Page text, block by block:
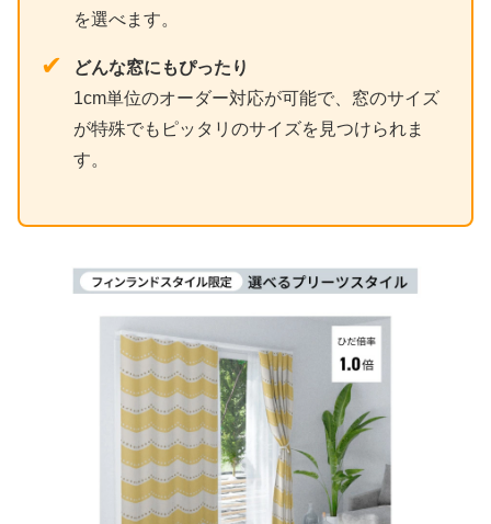
を選べます。
✔
どんな窓にもぴったり
1cm単位のオーダー対応が可能で、窓のサイズ
が特殊でもピッタリのサイズを見つけられま
す。